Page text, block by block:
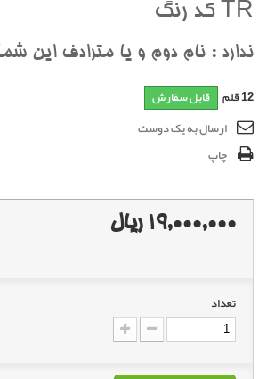
TR کد رنگ
ندارد : نام دوم و يا مترادف اين
12قلم قابل سفارش
ارسال به یک دوست
چاپ
19,000,000 ریال
تعداد